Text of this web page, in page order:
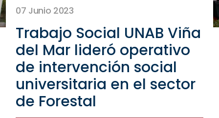
07 Junio 2023
Trabajo Social UNAB Viña
del Mar lideró operativo
de intervención social
universitaria en el sector
de Forestal